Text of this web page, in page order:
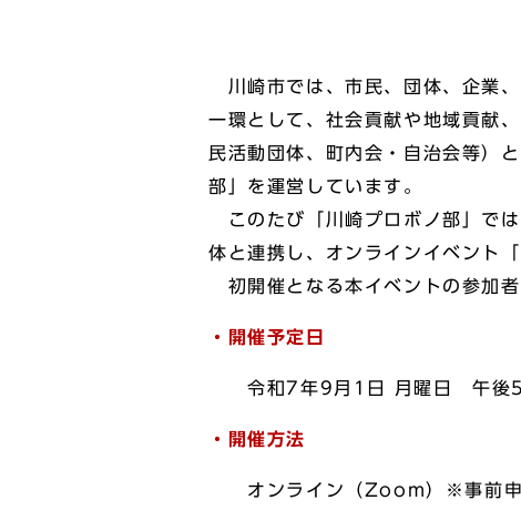
川崎市では、市民、団体、企業
一環として、社会貢献や地域貢献
民活動団体、町内会・自治会等）
部」を運営しています。
このたび「川崎プロボノ部」で
体と連携し、オンラインイベント
初開催となる本イベントの参加者
・開催予定日
令和7年9月1日 月曜日 午後5
・開催方法
オンライン（Zoom）※事